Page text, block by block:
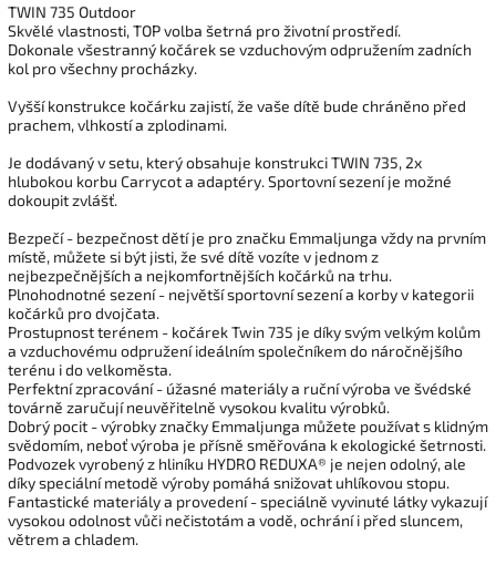
TWIN 735 Outdoor
Skvělé vlastnosti, TOP volba šetrná pro životní prostředí.
Dokonale všestranný kočárek se vzduchovým odpružením zadních
kol pro všechny procházky.
Vyšší konstrukce kočárku zajistí, že vaše dítě bude chráněno před
prachem, vlhkostí a zplodinami.
Je dodávaný v setu, který obsahuje konstrukci TWIN 735, 2x
hlubokou korbu Carrycot a adaptéry. Sportovní sezení je možné
dokoupit zvlášť.
Bezpečí - bezpečnost dětí je pro značku Emmaljunga vždy na prvním
místě, můžete si být jisti, že své dítě vozíte v jednom z
nejbezpečnějších a nejkomfortnějších kočárků na trhu.
Plnohodnotné sezení - největší sportovní sezení a korby v kategorii
kočárků pro dvojčata.
Prostupnost terénem - kočárek Twin 735 je díky svým velkým kolům
a vzduchovému odpružení ideálním společníkem do náročnějšího
terénu i do velkoměsta.
Perfektní zpracování - úžasné materiály a ruční výroba ve švédské
továrně zaručují neuvěřitelně vysokou kvalitu výrobků.
Dobrý pocit - výrobky značky Emmaljunga můžete používat s klidným
svědomím, neboť výroba je přísně směřována k ekologické šetrnosti.
Podvozek vyrobený z hliníku HYDRO REDUXA® je nejen odolný, ale
díky speciální metodě výroby pomáhá snižovat uhlíkovou stopu.
Fantastické materiály a provedení - speciálně vyvinuté látky vykazují
vysokou odolnost vůči nečistotám a vodě, ochrání i před sluncem,
větrem a chladem.